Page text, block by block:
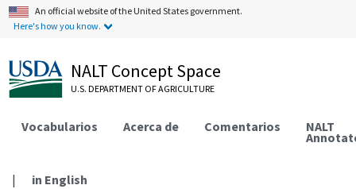
An official website of the United States government.
Here's how you know.
NALT Concept Space
U.S. DEPARTMENT OF AGRICULTURE
Vocabularios Acerca de Comentarios NALT
| in English